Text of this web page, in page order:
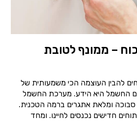
– ממונף לטובת
להבין העוצמה הכי משמעותית של
החשמל היא הידע. מערכת החשמל
ומלאת אתגרים ברמה הטכנית.
חדישים נכנסים לחיינו. ומחד